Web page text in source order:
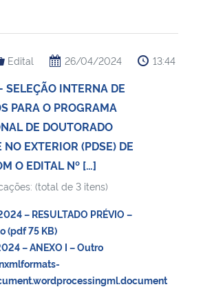
Edital 26/04/2024 13:44
INTERNA DE
PARA O PROGRAMA
DE DOUTORADO
EXTERIOR (PDSE) DE
O EDITAL Nº […]
(total de 3 itens)
– RESULTADO PRÉVIO –
(pdf 75 KB)
– ANEXO I – Outro